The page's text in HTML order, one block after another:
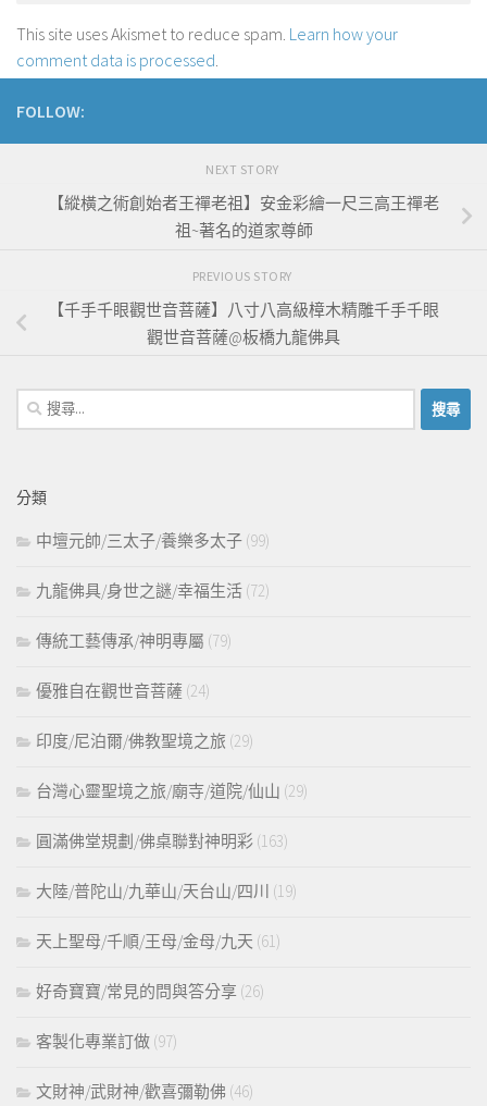
This site uses Akismet to reduce spam. Learn how your
comment data is processed.
FOLLOW:
NEXT STORY
【縱橫之術創始者王禪老祖】安金彩繪一尺三高王禪老
祖~著名的道家尊師
PREVIOUS STORY
【千手千眼觀世音菩薩】八寸八高級樟木精雕千手千眼
觀世音菩薩@板橋九龍佛具
搜
尋
字:
分類
中壇元帥/三太子/養樂多太子 (99)
九龍佛具/身世之謎/幸福生活 (72)
傳統工藝傳承/神明專屬 (79)
優雅自在觀世音菩薩 (24)
印度/尼泊爾/佛教聖境之旅 (29)
台灣心靈聖境之旅/廟寺/道院/仙山 (29)
圓滿佛堂規劃/佛桌聯對神明彩 (163)
大陸/普陀山/九華山/天台山/四川 (19)
天上聖母/千順/王母/金母/九天 (61)
好奇寶寶/常見的問與答分享 (26)
客製化專業訂做 (97)
文財神/武財神/歡喜彌勒佛 (46)